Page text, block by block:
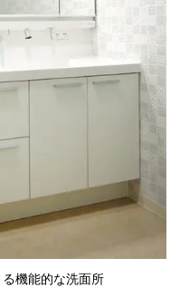
まる機能的な洗面所